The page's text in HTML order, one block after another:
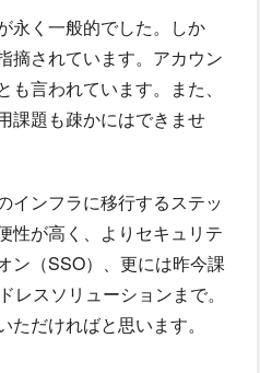
永く一般的でした。しか
摘されています。アカウン
言われています。また、
課題も疎かにはできませ
インフラに移行するステッ
性が高く、よりセキュリテ
ン（SSO）、更には昨今課
スソリューションまで。
だければと思います。